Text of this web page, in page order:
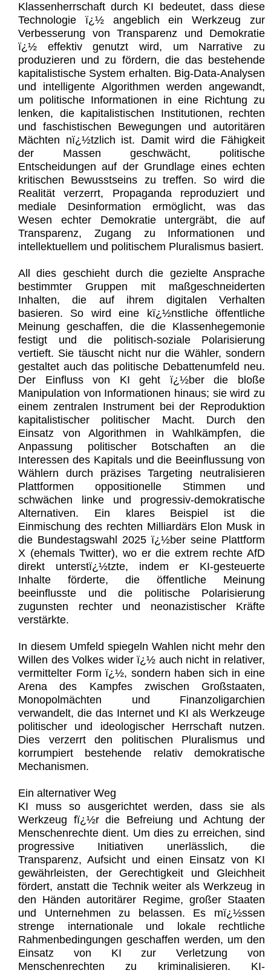
Klassenherrschaft durch KI bedeutet, dass diese
Technologie ï¿½ angeblich ein Werkzeug zur
Verbesserung von Transparenz und Demokratie
ï¿½ effektiv genutzt wird, um Narrative zu
produzieren und zu fördern, die das bestehende
kapitalistische System erhalten. Big-Data-Analysen
und intelligente Algorithmen werden angewandt,
um politische Informationen in eine Richtung zu
lenken, die kapitalistischen Institutionen, rechten
und faschistischen Bewegungen und autoritären
Mächten nï¿½tzlich ist. Damit wird die Fähigkeit
der Massen geschwächt, politische
Entscheidungen auf der Grundlage eines echten
kritischen Bewusstseins zu treffen. So wird die
Realität verzerrt, Propaganda reproduziert und
mediale Desinformation ermöglicht, was das
Wesen echter Demokratie untergräbt, die auf
Transparenz, Zugang zu Informationen und
intellektuellem und politischem Pluralismus basiert.
All dies geschieht durch die gezielte Ansprache
bestimmter Gruppen mit maßgeschneiderten
Inhalten, die auf ihrem digitalen Verhalten
basieren. So wird eine kï¿½nstliche öffentliche
Meinung geschaffen, die die Klassenhegemonie
festigt und die politisch-soziale Polarisierung
vertieft. Sie täuscht nicht nur die Wähler, sondern
gestaltet auch das politische Debattenumfeld neu.
Der Einfluss von KI geht ï¿½ber die bloße
Manipulation von Informationen hinaus; sie wird zu
einem zentralen Instrument bei der Reproduktion
kapitalistischer politischer Macht. Durch den
Einsatz von Algorithmen in Wahlkämpfen, die
Anpassung politischer Botschaften an die
Interessen des Kapitals und die Beeinflussung von
Wählern durch präzises Targeting neutralisieren
Plattformen oppositionelle Stimmen und
schwächen linke und progressiv-demokratische
Alternativen. Ein klares Beispiel ist die
Einmischung des rechten Milliardärs Elon Musk in
die Bundestagswahl 2025 ï¿½ber seine Plattform
X (ehemals Twitter), wo er die extrem rechte AfD
direkt unterstï¿½tzte, indem er KI-gesteuerte
Inhalte förderte, die öffentliche Meinung
beeinflusste und die politische Polarisierung
zugunsten rechter und neonazistischer Kräfte
verstärkte.
In diesem Umfeld spiegeln Wahlen nicht mehr den
Willen des Volkes wider ï¿½ auch nicht in relativer,
vermittelter Form ï¿½, sondern haben sich in eine
Arena des Kampfes zwischen Großstaaten,
Monopolmächten und Finanzoligarchien
verwandelt, die das Internet und KI als Werkzeuge
politischer und ideologischer Herrschaft nutzen.
Dies verzerrt den politischen Pluralismus und
korrumpiert bestehende relativ demokratische
Mechanismen.
Ein alternativer Weg
KI muss so ausgerichtet werden, dass sie als
Werkzeug fï¿½r die Befreiung und Achtung der
Menschenrechte dient. Um dies zu erreichen, sind
progressive Initiativen unerlässlich, die
Transparenz, Aufsicht und einen Einsatz von KI
gewährleisten, der Gerechtigkeit und Gleichheit
fördert, anstatt die Technik weiter als Werkzeug in
den Händen autoritärer Regime, großer Staaten
und Unternehmen zu belassen. Es mï¿½ssen
strenge internationale und lokale rechtliche
Rahmenbedingungen geschaffen werden, um den
Einsatz von KI zur Verletzung von
Menschenrechten zu kriminalisieren. KI-